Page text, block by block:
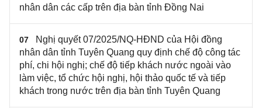
nhân dân các cấp trên địa bàn tỉnh Đồng Nai
07
Nghị quyết 07/2025/NQ-HĐND của Hội đồng
nhân dân tỉnh Tuyên Quang quy định chế độ công tác
phí, chi hội nghị; chế độ tiếp khách nước ngoài vào
làm việc, tổ chức hội nghị, hội thảo quốc tế và tiếp
khách trong nước trên địa bàn tỉnh Tuyên Quang